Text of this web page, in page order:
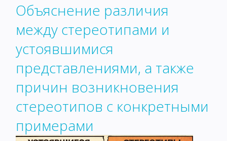
Объяснение различия
между стереотипами и
устоявшимися
представлениями, а также
причин возникновения
стереотипов с конкретными
примерами